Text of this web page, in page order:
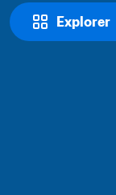
Explorer